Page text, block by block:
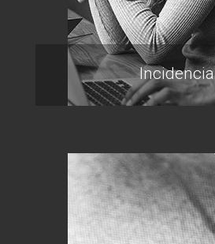
Incidencia